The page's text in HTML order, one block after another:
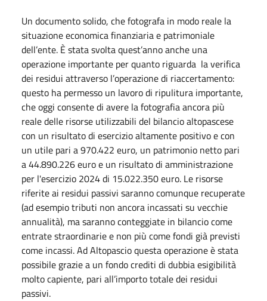
Un documento solido, che fotografa in modo reale la
situazione economica finanziaria e patrimoniale
dell’ente. È stata svolta quest’anno anche una
operazione importante per quanto riguarda la verifica
dei residui attraverso l’operazione di riaccertamento:
questo ha permesso un lavoro di ripulitura importante,
che oggi consente di avere la fotografia ancora più
reale delle risorse utilizzabili del bilancio altopascese
con un risultato di esercizio altamente positivo e con
un utile pari a 970.422 euro, un patrimonio netto pari
a 44.890.226 euro e un risultato di amministrazione
per l'esercizio 2024 di 15.022.350 euro. Le risorse
riferite ai residui passivi saranno comunque recuperate
(ad esempio tributi non ancora incassati su vecchie
annualità), ma saranno conteggiate in bilancio come
entrate straordinarie e non più come fondi già previsti
come incassi. Ad Altopascio questa operazione è stata
possibile grazie a un fondo crediti di dubbia esigibilità
molto capiente, pari all’importo totale dei residui
passivi.